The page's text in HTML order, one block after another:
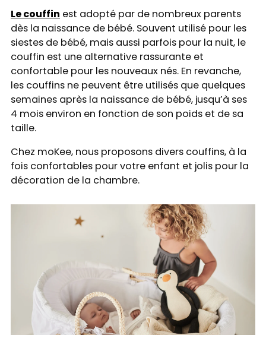
Le couffin est adopté par de nombreux parents
dès la naissance de bébé. Souvent utilisé pour les
siestes de bébé, mais aussi parfois pour la nuit, le
couffin est une alternative rassurante et
confortable pour les nouveaux nés. En revanche,
les couffins ne peuvent être utilisés que quelques
semaines après la naissance de bébé, jusqu’à ses
4 mois environ en fonction de son poids et de sa
taille.
Chez moKee, nous proposons divers couffins, à la
fois confortables pour votre enfant et jolis pour la
décoration de la chambre.